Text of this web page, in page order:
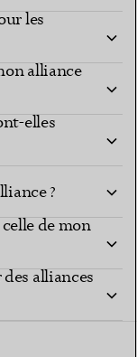
les
alliance
elles
?
de mon
alliances